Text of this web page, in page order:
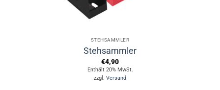
STEHSAMMLER
Stehsammler
€4,90
Enthält 20% MwSt.
zzgl. Versand